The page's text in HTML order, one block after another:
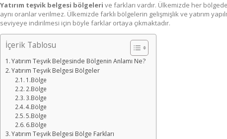
Yatırım teşvik belgesi bölgeleri ve farkları vardır. Ülkemizde her
aynı oranlar verilmez. Ülkemizde farklı bölgelerin gelişmişlik ve yatırım
seviyeye indirilmesi için böyle farklar ortaya çıkmaktadır.
İçerik Tablosu
Yatırım Teşvik Belgesinde Bölgenin Anlamı Ne?
Yatırım Teşvik Belgesi Bölgeler
1.Bölge
2.Bölge
3.Bölge
4.Bölge
5.Bölge
6.Bölge
Yatırım Teşvik Belgesi Bölge Farkları